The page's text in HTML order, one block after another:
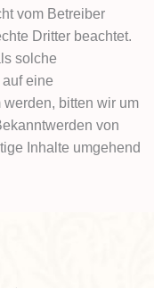
vom Betreiber
Dritter beachtet.
solche
eine
bitten wir um
von
Inhalte umgehend